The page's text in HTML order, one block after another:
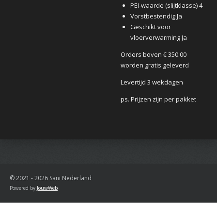
PEI-waarde (slijtklasse) 4
Vorstbestendig Ja
Geschikt voor
vloerverwarming Ja
Orders boven € 350.00
worden gratis geleverd
Levertijd 3 wekdagen
ps. Prijzen zijn per pakket
© 2021 - 2026 Sani Nederland
Powered by JouwWeb